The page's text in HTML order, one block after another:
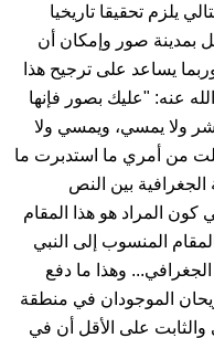
يلزم تحقيقا تاريخيا
بمدينة صور وإمكان أن
يساعد على ترجيح هذا
عنه: "عليك بصور فإنها
ولا يمسي، ويمسي ولا
من أمري ما استدبرت ما
بين النص
كون المراد هو هذا المقام
المنسوب إلى النبي
وهذا ما دفع
الموجودان في منطقة
على الأقل أن في